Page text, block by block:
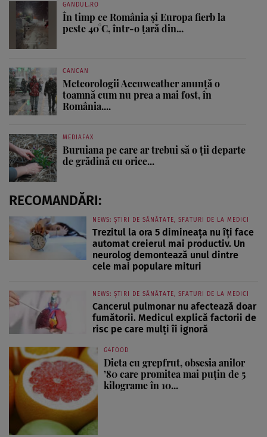
GANDUL.RO
În timp ce România și Europa fierb la
peste 40°C, într-o țară din...
CANCAN
Meteorologii Accuweather anunță o
toamnă cum nu prea a mai fost, în
România....
MEDIAFAX
Buruiana pe care ar trebui să o ții departe
de grădină cu orice...
RECOMANDĂRI:
NEWS: ȘTIRI DE SĂNĂTATE, SFATURI DE LA MEDICI
Trezitul la ora 5 dimineața nu îți face
automat creierul mai productiv. Un
neurolog demontează unul dintre
cele mai populare mituri
NEWS: ȘTIRI DE SĂNĂTATE, SFATURI DE LA MEDICI
Cancerul pulmonar nu afectează doar
fumătorii. Medicul explică factorii de
risc pe care mulți îi ignoră
G4FOOD
Dieta cu grepfrut, obsesia anilor
’80 care promitea mai puțin de 5
kilograme în 10...